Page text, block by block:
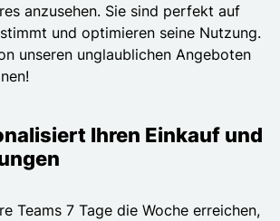
anzusehen. Sie sind perfekt auf
und optimieren seine Nutzung.
unseren unglaublichen Angeboten
Ihren Einkauf und
Teams 7 Tage die Woche erreichen,